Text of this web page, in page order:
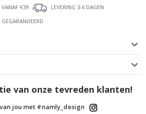
VANAF €39
LEVERING 3-6 DAGEN
van onze tevreden klanten!
jou met #namly_design